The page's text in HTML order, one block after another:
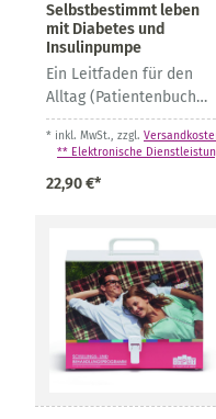
Selbstbestimmt leben
mit Diabetes und
Insulinpumpe
22,90 €*
Ein Leitfaden für den
Alltag (Patientenbuch
des
Schulungsprogramms
* inkl. MwSt., zzgl.
** Elektronische